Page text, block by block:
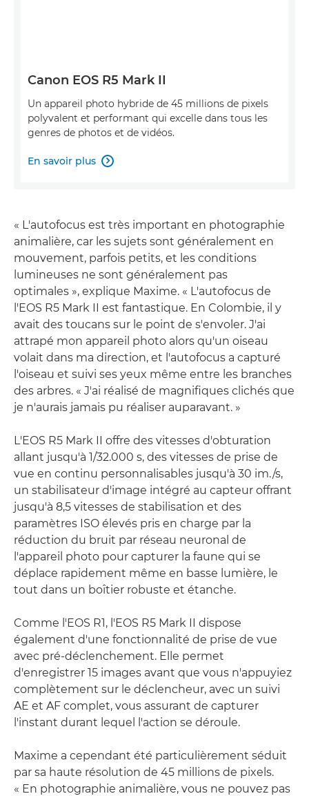
Canon EOS R5 Mark II
Un appareil photo hybride de 45 millions de pixels
polyvalent et performant qui excelle dans tous les
genres de photos et de vidéos.
En savoir plus 
« L'autofocus est très important en photographie
animalière, car les sujets sont généralement en
mouvement, parfois petits, et les conditions
lumineuses ne sont généralement pas
optimales », explique Maxime. « L'autofocus de
l'EOS R5 Mark II est fantastique. En Colombie, il y
avait des toucans sur le point de s'envoler. J'ai
attrapé mon appareil photo alors qu'un oiseau
volait dans ma direction, et l'autofocus a capturé
l'oiseau et suivi ses yeux même entre les branches
des arbres. « J'ai réalisé de magnifiques clichés que
je n'aurais jamais pu réaliser auparavant. »
L'EOS R5 Mark II offre des vitesses d'obturation
allant jusqu'à 1/32.000 s, des vitesses de prise de
vue en continu personnalisables jusqu'à 30 im./s,
un stabilisateur d'image intégré au capteur offrant
jusqu'à 8,5 vitesses de stabilisation et des
paramètres ISO élevés pris en charge par la
réduction du bruit par réseau neuronal de
l'appareil photo pour capturer la faune qui se
déplace rapidement même en basse lumière, le
tout dans un boîtier robuste et étanche.
Comme l'EOS R1, l'EOS R5 Mark II dispose
également d'une fonctionnalité de prise de vue
avec pré-déclenchement. Elle permet
d'enregistrer 15 images avant que vous n'appuyiez
complètement sur le déclencheur, avec un suivi
AE et AF complet, vous assurant de capturer
l'instant durant lequel l'action se déroule.
Maxime a cependant été particulièrement séduit
par sa haute résolution de 45 millions de pixels.
« En photographie animalière, vous ne pouvez pas